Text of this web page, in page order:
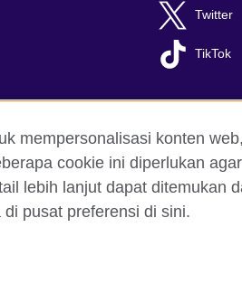
Twitter
TikTok
mempersonalisasi konten web,
cookie ini diperlukan
lebih lanjut dapat ditemukan
pusat preferensi di sini.